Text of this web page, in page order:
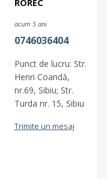
ROREC
acum 5 ani
0746036404
Punct de lucru: Str.
Henri Coandă,
nr.69, Sibiu; Str.
Turda nr. 15, Sibiu
Trimite un mesaj